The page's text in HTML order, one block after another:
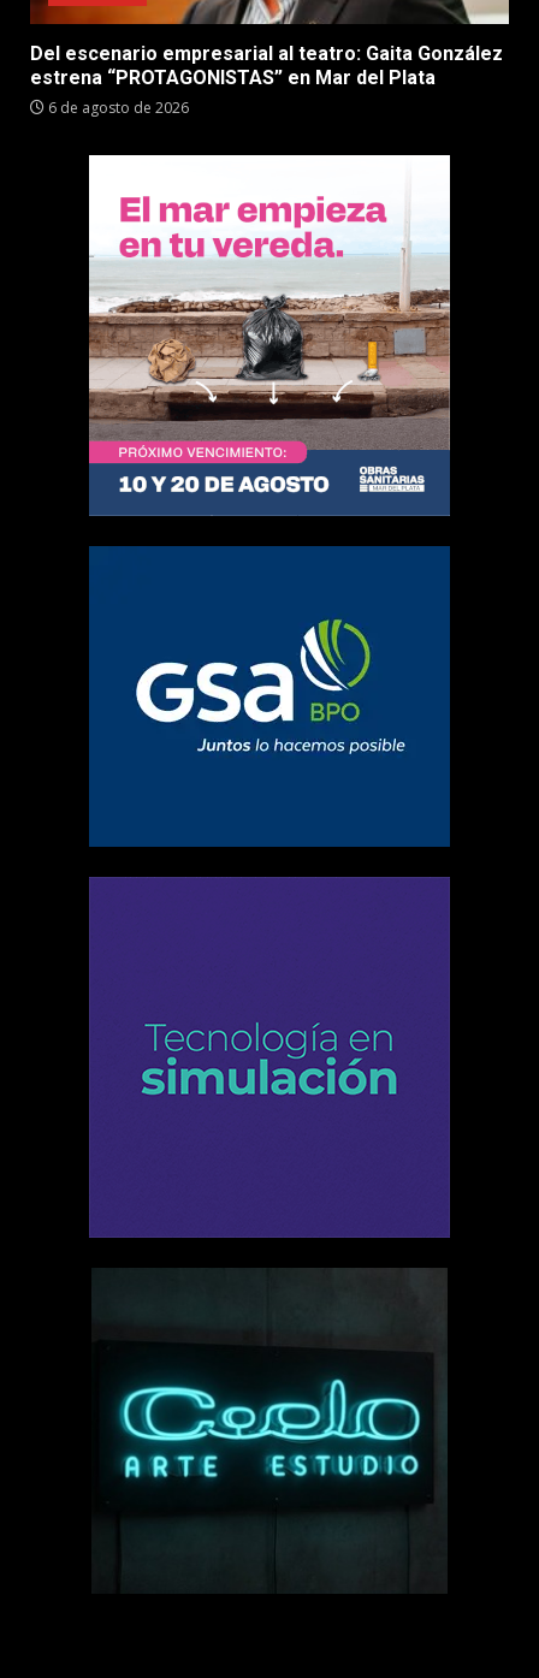
Del escenario empresarial al teatro: Gaita González
estrena “PROTAGONISTAS” en Mar del Plata
6 de agosto de 2026